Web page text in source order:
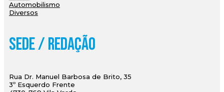
Automobilismo
Diversos
Sede / Redação
Rua Dr. Manuel Barbosa de Brito, 35
3º Esquerdo Frente